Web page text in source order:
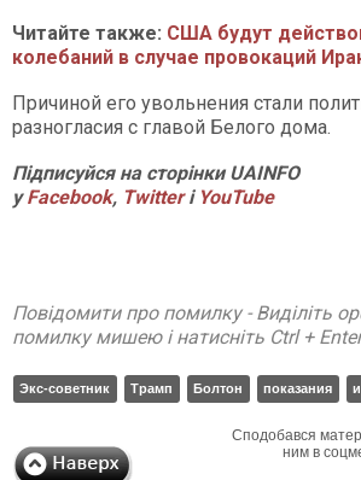
Читайте также: США будут
колебаний в случае провокаций
Причиной его увольнения стали
разногласия с главой Белого дома.
Підписуйся на сторінки UAINFO
уFacebook, Twitterі YouTube
Повідомити про помилку - Виділіть
помилку мишею і натисніть Ctrl + Enter
Экс-советник Трамп Болтон показания
Сподобався
ним в